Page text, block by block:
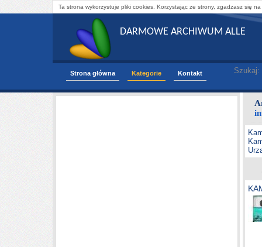
Ta strona wykorzystuje pliki cookies. Korzystając ze strony, zgadzasz się
DARMOWE ARCHIWUM ALLE
Strona główna Kategorie Kontakt Szukaj: